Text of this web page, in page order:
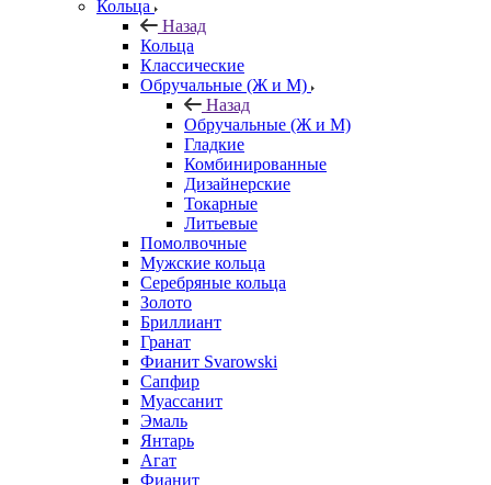
Кольца
Назад
Кольца
Классические
Обручальные (Ж и М)
Назад
Обручальные (Ж и М)
Гладкие
Комбинированные
Дизайнерские
Токарные
Литьевые
Помолвочные
Мужские кольца
Серебряные кольца
Золото
Бриллиант
Гранат
Фианит Svarowski
Сапфир
Муассанит
Эмаль
Янтарь
Агат
Фианит